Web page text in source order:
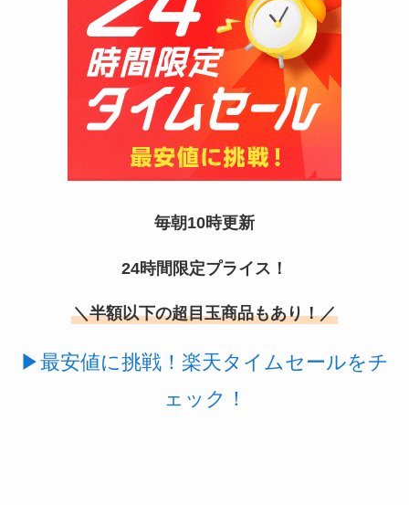
五家宝はどこで買える？取扱店はスーパーや百貨
店！
スーツケースカバーはどこに売ってる？100均（ダ
イソー）やドンキで買える！
毎朝10時更新
24時間限定プライス！
＼半額以下の超目玉商品もあり！／
▶最安値に挑戦！楽天タイムセールをチ
ェック！